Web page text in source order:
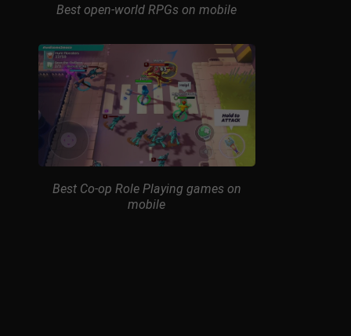
Best open-world RPGs on mobile
Best Co-op Role Playing games on
mobile